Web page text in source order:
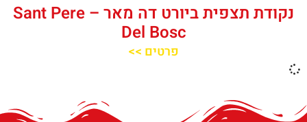
נקודת תצפית ביורט דה מאר – Sant Pere
Del Bosc
פרטים >>